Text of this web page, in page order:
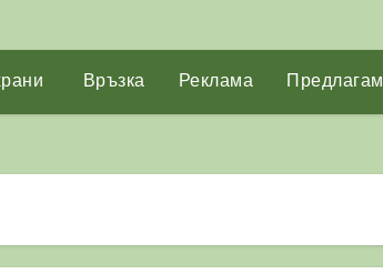
Връзка Реклама Предлагам